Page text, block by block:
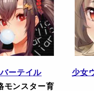
ーテイル
モンスター育
少女